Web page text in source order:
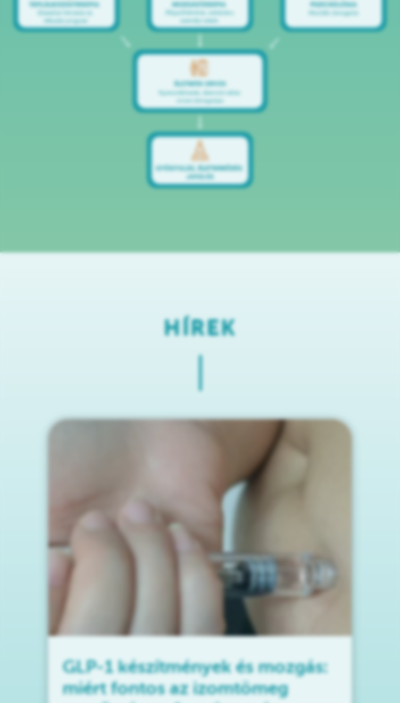
HÍREK
GLP-1 készítmények és mozgás:
miért fontos az izomtömeg